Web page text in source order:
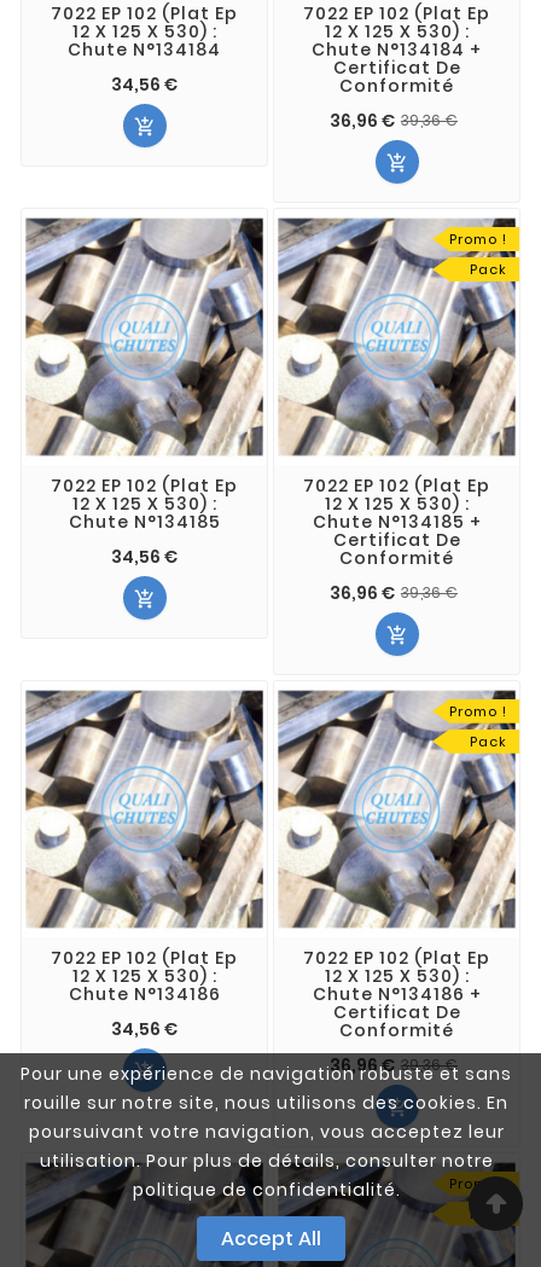
Pour une expérience de navigation robuste et sans
rouille sur notre site, nous utilisons des cookies. En
poursuivant votre navigation, vous acceptez leur
utilisation. Pour plus de détails, consulter notre
politique de confidentialité.
Accept All
7022 EP 102 (Plat Ep
12 X 125 X 530) :
Chute N°134184
34,56 €

7022 EP 102 (Plat Ep
12 X 125 X 530) :
Chute N°134184 +
Certificat De
Conformité
36,96 € 39,36 €

7022 EP 102 (Plat Ep
12 X 125 X 530) :
Chute N°134185
34,56 €

Promo !
Pack
7022 EP 102 (Plat Ep
12 X 125 X 530) :
Chute N°134185 +
Certificat De
Conformité
36,96 € 39,36 €

7022 EP 102 (Plat Ep
12 X 125 X 530) :
Chute N°134186
34,56 €

Promo !
Pack
7022 EP 102 (Plat Ep
12 X 125 X 530) :
Chute N°134186 +
Certificat De
Conformité
36,96 € 39,36 €

Promo !
Pack